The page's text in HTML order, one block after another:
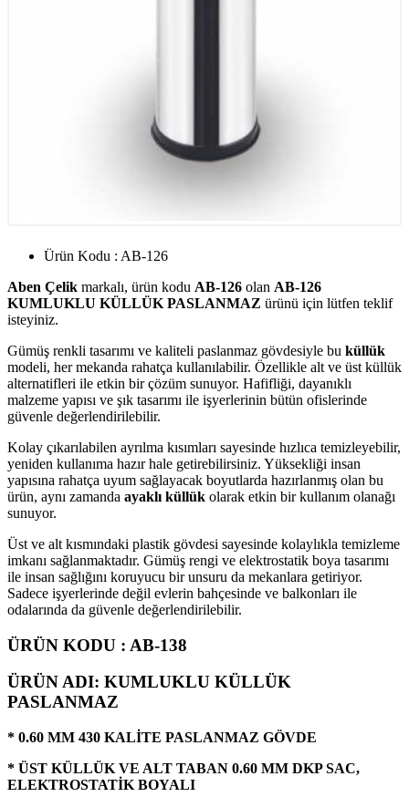
Ürün Kodu : AB-126
Aben Çelik markalı, ürün kodu AB-126 olan AB-126
KUMLUKLU KÜLLÜK PASLANMAZ ürünü için lütfen teklif
isteyiniz.
Gümüş renkli tasarımı ve kaliteli paslanmaz gövdesiyle bu küllük
modeli, her mekanda rahatça kullanılabilir. Özellikle alt ve üst küllük
alternatifleri ile etkin bir çözüm sunuyor. Hafifliği, dayanıklı
malzeme yapısı ve şık tasarımı ile işyerlerinin bütün ofislerinde
güvenle değerlendirilebilir.
Kolay çıkarılabilen ayrılma kısımları sayesinde hızlıca temizleyebilir,
yeniden kullanıma hazır hale getirebilirsiniz. Yüksekliği insan
yapısına rahatça uyum sağlayacak boyutlarda hazırlanmış olan bu
ürün, aynı zamanda ayaklı küllük olarak etkin bir kullanım olanağı
sunuyor.
Üst ve alt kısmındaki plastik gövdesi sayesinde kolaylıkla temizleme
imkanı sağlanmaktadır. Gümüş rengi ve elektrostatik boya tasarımı
ile insan sağlığını koruyucu bir unsuru da mekanlara getiriyor.
Sadece işyerlerinde değil evlerin bahçesinde ve balkonları ile
odalarında da güvenle değerlendirilebilir.
ÜRÜN KODU : AB-138
ÜRÜN ADI: KUMLUKLU KÜLLÜK
PASLANMAZ
* 0.60 MM 430 KALİTE PASLANMAZ GÖVDE
* ÜST KÜLLÜK VE ALT TABAN 0.60 MM DKP SAC,
ELEKTROSTATİK BOYALI